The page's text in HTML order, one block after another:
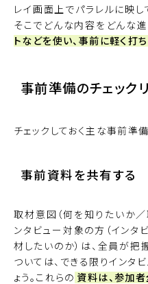
レイ画面上でパラレルに映
そこでどんな内容をどんな進
トなどを使い、事前に軽く打
事前準備のチェック
チェックしておく主な事前準
事前資料を共有する
取材意図（何を知りたいか／
ンタビュー対象の方（インタ
材したいのか）は、全員が把
ついては、できる限りインタ
ょう。これらの 資料は、参加